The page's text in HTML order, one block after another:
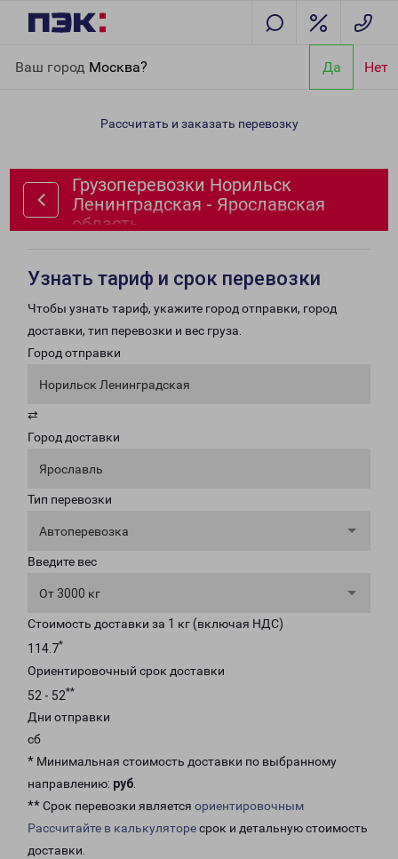
Ваш город Москва? Да Нет
Ленинградская - Ярославская область
Рассчитать и заказать перевозку
Грузоперевозки Норильск
Ленинградская - Ярославская
область
Узнать тариф и срок перевозки
Чтобы узнать тариф, укажите город отправки, город
доставки, тип перевозки и вес груза.
Город отправки
Норильск Ленинградская
⇄
Город доставки
Ярославль
Тип перевозки
Автоперевозка
Введите вес
От 3000 кг
Стоимость доставки за 1 кг (включая НДС)
114.7*
Ориентировочный срок доставки
52 - 52**
Дни отправки
сб
* Минимальная стоимость доставки по выбранному
направлению: руб.
** Срок перевозки является ориентировочным
Рассчитайте в калькуляторесрок и детальную стоимость
доставки.